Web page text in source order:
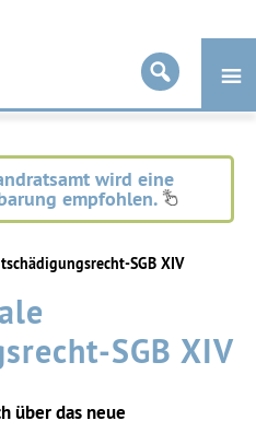
wird eine
empfohlen.
SGB XIV
SGB XIV
über das neue